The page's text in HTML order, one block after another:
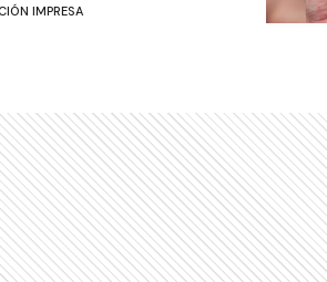
IMPRESA